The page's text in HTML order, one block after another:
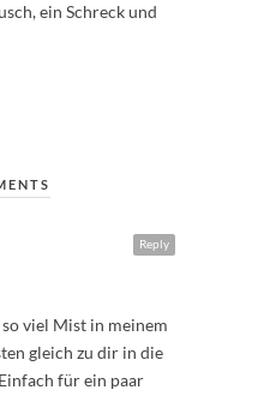
ein Schreck und
Reply
viel Mist in meinem
gleich zu dir in die
für ein paar